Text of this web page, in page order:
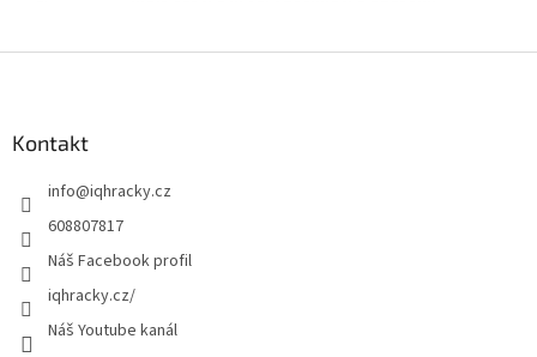
Kontakt
info@iqhracky.cz
608807817
Náš Facebook profil
iqhracky.cz/
Náš Youtube kanál